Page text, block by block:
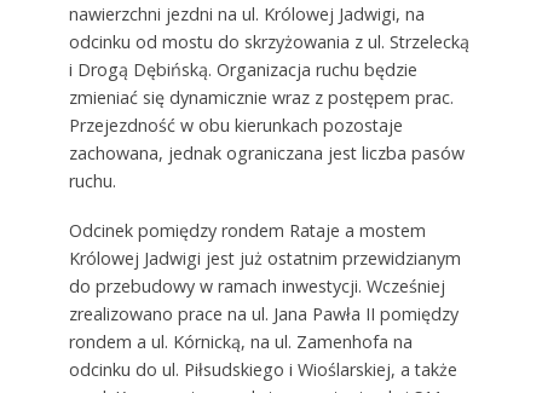
nawierzchni jezdni na ul. Królowej Jadwigi, na
odcinku od mostu do skrzyżowania z ul. Strzelecką
i Drogą Dębińską. Organizacja ruchu będzie
zmieniać się dynamicznie wraz z postępem prac.
Przejezdność w obu kierunkach pozostaje
zachowana, jednak ograniczana jest liczba pasów
ruchu.
Odcinek pomiędzy rondem Rataje a mostem
Królowej Jadwigi jest już ostatnim przewidzianym
do przebudowy w ramach inwestycji. Wcześniej
zrealizowano prace na ul. Jana Pawła II pomiędzy
rondem a ul. Kórnicką, na ul. Zamenhofa na
odcinku do ul. Piłsudskiego i Wioślarskiej, a także